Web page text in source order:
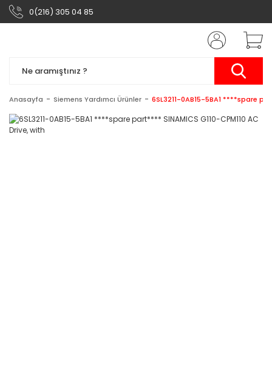
0(216) 305 04 85
Anasayfa Siemens Yardımcı Ürünler 6SL3211-0AB15-5BA1 ****spare